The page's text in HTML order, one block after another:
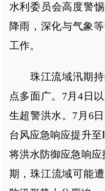
水利委员会高度警
降雨，深化与气象
工作。
珠江流域汛期持
点多面广。7月4日
生超警洪水。7月6
台风应急响应提升
将洪水防御应急响
期，珠江流域可能